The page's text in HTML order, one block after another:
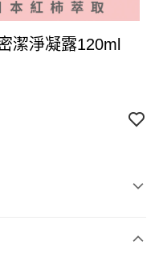
潔淨凝露120ml